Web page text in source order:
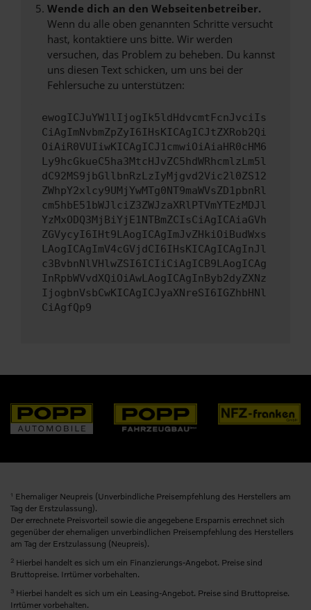
Wende dich an den Webseitenbetreiber.
Wenn du alle oben genannten Schritte versucht
hast, kontaktiere uns bitte. Wir werden
versuchen, das Problem zu beheben. Du kannst
uns diesen Text schicken, um uns bei der
Fehlersuche zu unterstützen:
ewogICJuYW1lIjogIk5ldHdvcmtFcnJvciIs
CiAgImNvbmZpZyI6IHsKICAgICJtZXRob2Qi
OiAiR0VUIiwKICAgICJ1cmwiOiAiaHR0cHM6
Ly9hcGkueC5ha3MtcHJvZC5hdWRhcmlzLm5l
dC92MS9jbGllbnRzLzIyMjgvd2Vic2l0ZS12
ZWhpY2xlcy9UMjYwMTg0NT9maWVsZD1pbnRl
cm5hbE51bWJlciZ3ZWJzaXRlPTVmYTEzMDJl
YzMxODQ3MjBiYjE1NTBmZCIsCiAgICAiaGVh
ZGVycyI6IHt9LAogICAgImJvZHkiOiBudWxs
LAogICAgImV4cGVjdCI6IHsKICAgICAgInJl
c3BvbnNlVHlwZSI6ICIiCiAgICB9LAogICAg
InRpbWVvdXQiOiAwLAogICAgInByb2dyZXNz
IjogbnVsbCwKICAgICJyaXNreSI6IGZhbHNl
CiAgfQp9
1 Ehemaliger Neupreis (Unverbindliche Preisempfehlung des Herstellers am
Tag der Erstzulassung).
Der errechnete Preisvorteil sowie die angegebene Ersparnis errechnet sich
gegenüber der ehemaligen unverbindlichen Preisempfehlung des Herstellers
am Tag der Erstzulassung (Neupreis).
2 Hierbei handelt es sich um ein Finanzierungs-Angebot. Preise sind
Bruttopreise. Irrtümer vorbehalten.
3 Hierbei handelt es sich um ein Leasing-Angebot. Preise sind Bruttopreise.
Irrtümer vorbehalten.